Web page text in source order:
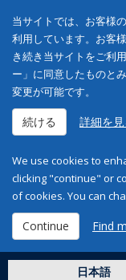
当サイトでは、お客様
利用しています。お客
き続き当サイトをご利
ー」に同意したものと
変更が可能です。
続ける 詳細を見
We use cookies to
clicking "continue" or
of cookies. You can
Continue Find
日本語